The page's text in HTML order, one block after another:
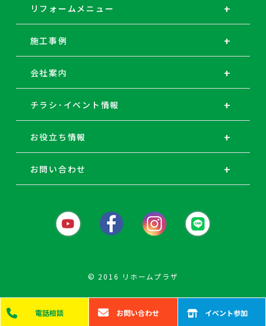
電話相談 お問い合わせ イベント参加
リフォームメニュー
施工事例
会社案内
チラシ･イベント情報
お役立ち情報
お問い合わせ
© 2016 リホームプラザ